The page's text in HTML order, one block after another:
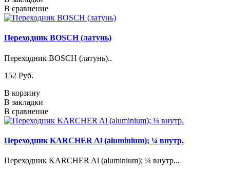
В сравнение
Переходник BOSCH (латунь)
Переходник BOSCH (латунь)..
152 Pуб.
В корзину
В закладки
В сравнение
Переходник KARCHER Al (aluminium); ¼ внутр.
Переходник KARCHER Al (aluminium); ¼ внутр...